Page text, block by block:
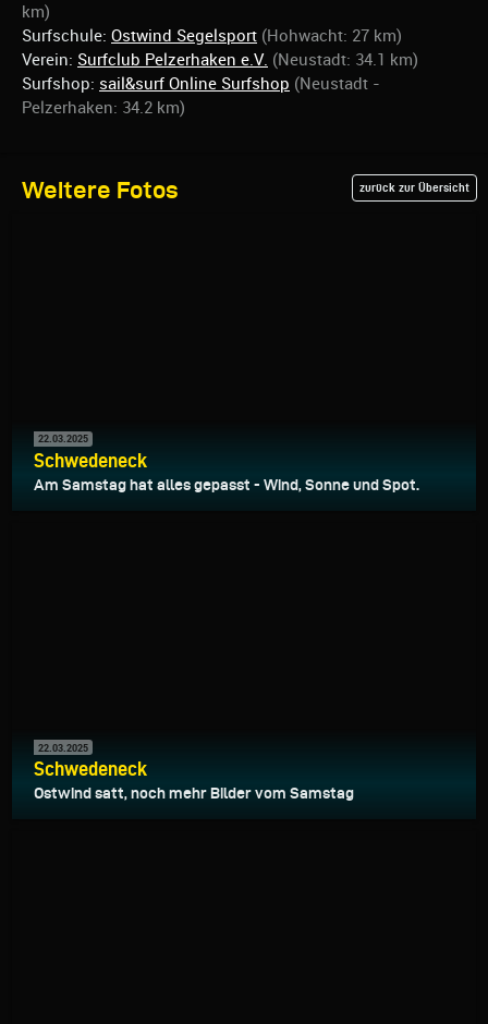
km)
Surfschule: Ostwind Segelsport (Hohwacht: 27 km)
Verein: Surfclub Pelzerhaken e.V. (Neustadt: 34.1 km)
Surfshop: sail&surf Online Surfshop (Neustadt -
Pelzerhaken: 34.2 km)
Weitere Fotos zurück zur Übersicht
22.03.2025
Schwedeneck
Am Samstag hat alles gepasst - Wind, Sonne und Spot.
22.03.2025
Schwedeneck
Ostwind satt, noch mehr Bilder vom Samstag